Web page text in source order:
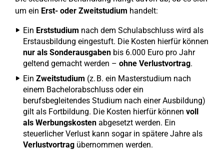
um ein Erst- oder Zweitstudium handelt:
Ein Erststudium nach dem Schulabschluss wird als
Erstausbildung eingestuft. Die Kosten hierfür können
nur als Sonderausgaben bis 6.000 Euro pro Jahr
geltend gemacht werden – ohne Verlustvortrag.
Ein Zweitstudium (z. B. ein Masterstudium nach
einem Bachelorabschluss oder ein
berufsbegleitendes Studium nach einer Ausbildung)
gilt als Fortbildung. Die Kosten hierfür können voll
als Werbungskosten abgesetzt werden. Ein
steuerlicher Verlust kann sogar in spätere Jahre als
Verlustvortrag übernommen werden.